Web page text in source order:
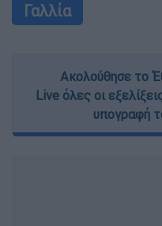
Γαλλία
Ακολούθησε το
Live όλες οι
υπογραφή